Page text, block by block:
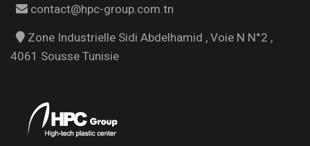
contact@hpc-group.com.tn
Zone Industrielle Sidi Abdelhamid , Voie N N°2 ,
4061 Sousse Tunisie